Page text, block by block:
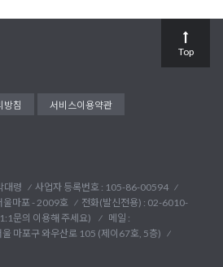
방침 서비스이용약관
대령
사업자 등록번호 : 105-86-00594
울마포 - 2009호
전화(발신전용) : 02-6010-
문의 이용해 주세요)
메일 :
울 마포구 와우산로 105 (제이67호, 5층)
Top